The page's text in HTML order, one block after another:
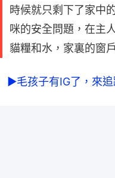
時候就只剩下了家中
咪的安全問題，在主
貓糧和水，家裏的窗
►毛孩子有IG了，來追